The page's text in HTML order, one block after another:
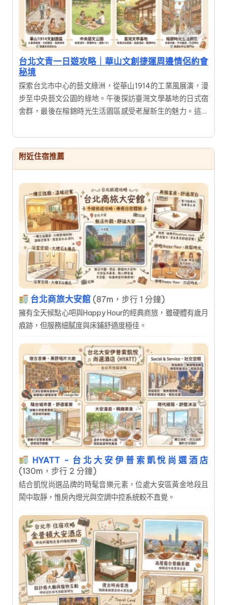
台北文青一日遊攻略｜華山文創捷運周邊情侶約會
秘境
探索台北市中心的藝文綠洲，從華山1914的工業風展演，漫
步至中央藝文公園的綠地。午後探訪臺灣文學基地的日式宿
舍群，最後在榕錦時光生活園區感受老屋新生的魅力。這是
愛攝影與慢活氛圍的旅人。
附近住宿推薦
台北商旅大安館 (87m，步行 1 分鐘)
擁有全天候點心吧與Happy Hour的經典商旅，雖硬體有歲月
痕跡，但服務細膩度與床鋪舒適度極佳。
HYATT - 台北大安伊普索凱悅尚選酒店
(130m，步行 2 分鐘)
結合凱悅尚選品牌的時髦音樂元素，位處大安區黃金地段且
鬧中取靜，惟房內燈光與空調中控系統較不直覺。